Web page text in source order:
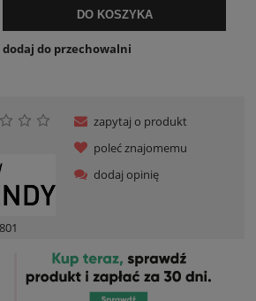
DO KOSZYKA
dodaj do przechowalni
zapytaj o produkt
poleć znajomemu
dodaj opinię